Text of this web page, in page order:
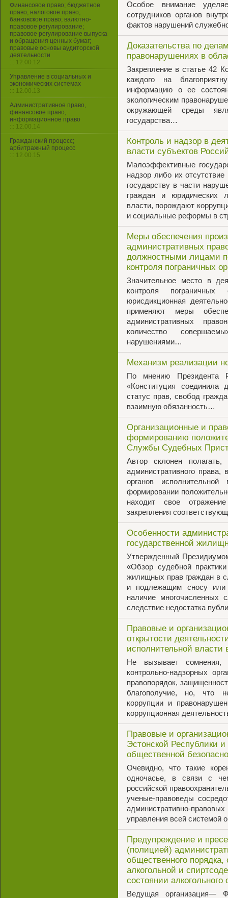
Особое внимание
сотрудников органов
фактов нарушений
Доказательства по
правонарушениях в
Закрепление в статье 42
каждого на
информацию о ее
экологическим
окружающей среды
государства…
Контроль и надзор в
власти субъектов
Малоэффективные
надзор либо их
государству в части
граждан и юридических
власти, порождают
и социальные реформы в
Меры обеспечения
административных
должностными лицами
контроля пограничных
Значительное место в
контроля пограничных
юрисдикционная
применяют меры
административных
количество
нарушениями…
Механизм реализации
По мнению Президента
«Конституция соединила
статус прав, свобод
взаимную обязанность…
Организационные и
формированию
Службы Судебных
Автор склонен
административного
органов
формировании
находит свое
закрепления
Особенности
государственной
Утвержденный
«Обзор судебной
жилищных прав граждан в
и подлежащим сносу или
наличие многочисленных
следствие недостатка
Правовые и
открытости
исполнительной власти
Не вызывает сомнения,
контрольно-надзорных
правопорядок,
благополучие, но, что
коррупции и
коррупционная
Правовые и
Эстонской Республики
общественной
Очевидно, что такие
одночасье, в связи с
российской
ученые-правоведы
административно-
управления всей системой
Предупреждение и
(полицией)
общественного
алкогольной и
состоянии
Ведущая организация—
Финансовое право; бюджетное
право; налоговое право;
банковское право; валютно-
правовое регулирование;
правовое регулирование выпуска
и обращения ценных бумаг;
правовые основы аудиторской
деятельности
::: 12.00.12
Управление в социальных и
экономических системах
::: 12.00.13
Административное право,
финансовое право,
информационное право
::: 12.00.14
Гражданский процесс;
арбитражный процесс
::: 12.00.15